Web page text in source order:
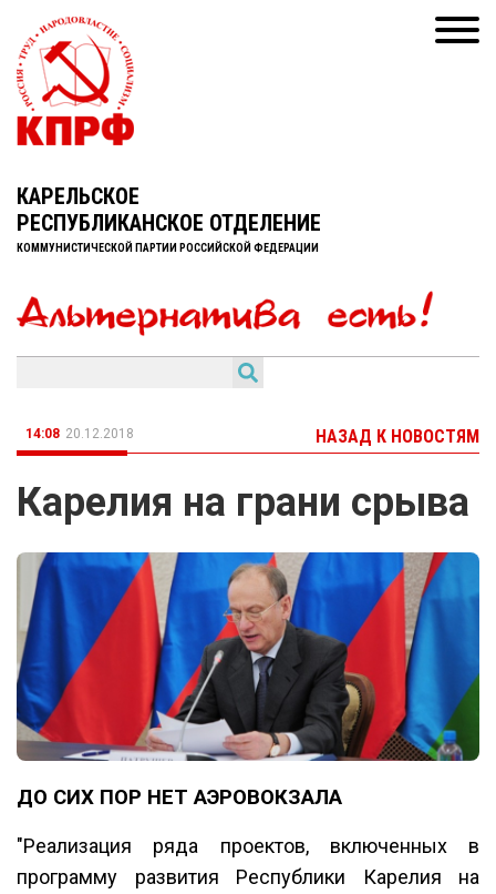
КАРЕЛЬСКОЕ
РЕСПУБЛИКАНСКОЕ ОТДЕЛЕНИЕ
КОММУНИСТИЧЕСКОЙ ПАРТИИ РОССИЙСКОЙ ФЕДЕРАЦИИ
14:08 20.12.2018 НАЗАД К НОВОСТЯМ
Карелия на грани срыва
ДО СИХ ПОР НЕТ АЭРОВОКЗАЛА
"Реализация ряда проектов, включенных в
программу развития Республики Карелия на